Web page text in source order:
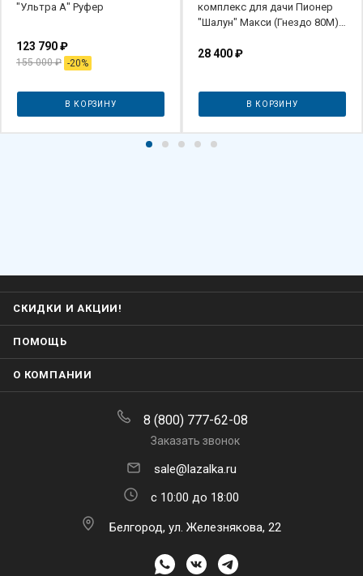
"Ультра А" Руфер
123 790₽
155 000₽ -20%
В КОРЗИНУ
комплекс для дачи Пионер
"Шалун" Макси (Гнездо 80М)
28 400₽
В КОРЗИНУ
СКИДКИ И АКЦИИ!
ПОМОЩЬ
О КОМПАНИИ
8 (800) 777-62-08
Заказать звонок
sale@lazalka.ru
с 10:00 до 18:00
Белгород, ул. Железнякова, 22